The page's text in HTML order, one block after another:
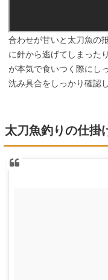
合わせが甘いと太刀魚の
に針から逃げてしまった
が本気で食いつく際にし
沈み具合をしっかり確認
太刀魚釣りの仕